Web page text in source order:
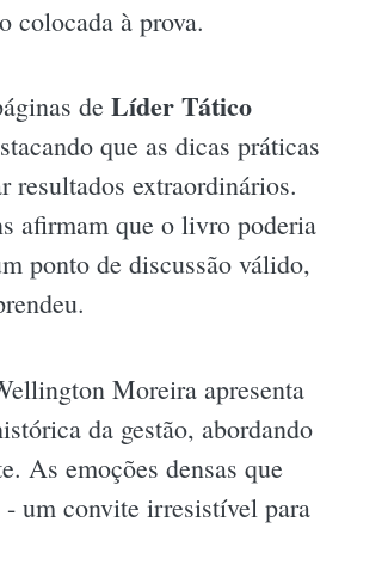
colocada à prova.
de Líder Tático
que as dicas práticas
resultados extraordinários.
afirmam que o livro poderia
ponto de discussão válido,
Moreira apresenta
da gestão, abordando
As emoções densas que
- um convite irresistível para